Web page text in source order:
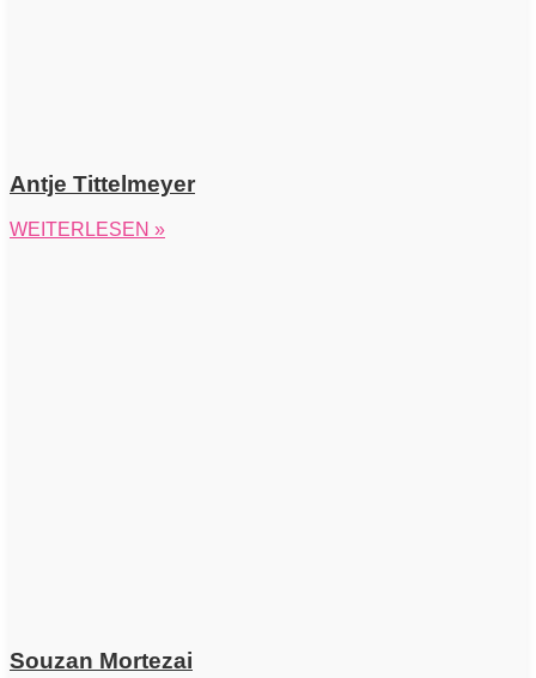
Antje Tittelmeyer
WEITERLESEN »
Souzan Mortezai